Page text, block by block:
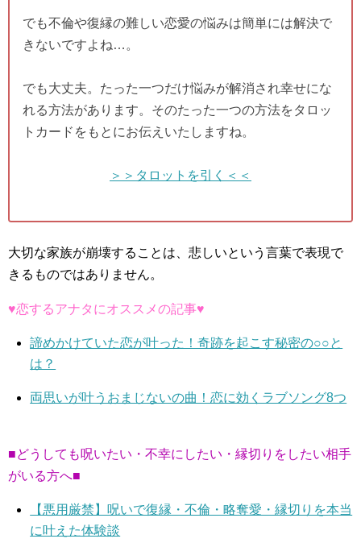
でも不倫や復縁の難しい恋愛の悩みは簡単には解決で
きないですよね…。
でも大丈夫。たった一つだけ悩みが解消され幸せにな
れる方法があります。そのたった一つの方法をタロッ
トカードをもとにお伝えいたしますね。
＞＞タロットを引く＜＜
大切な家族が崩壊することは、悲しいという言葉で表現で
きるものではありません。
♥恋するアナタにオススメの記事♥
諦めかけていた恋が叶った！奇跡を起こす秘密の○○と
は？
両思いが叶うおまじないの曲！恋に効くラブソング8つ
■どうしても呪いたい・不幸にしたい・縁切りをしたい相手
がいる方へ■
【悪用厳禁】呪いで復縁・不倫・略奪愛・縁切りを本当
に叶えた体験談